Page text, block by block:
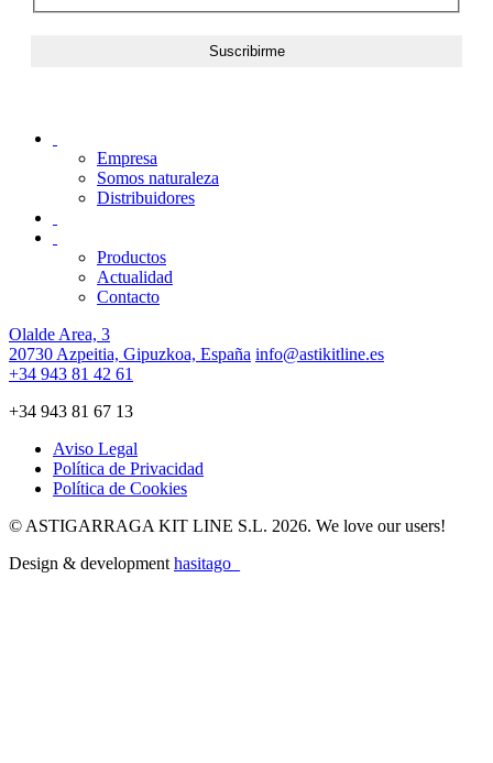
Empresa
Somos naturaleza
Distribuidores
Productos
Actualidad
Contacto
Olalde Area, 3
20730 Azpeitia, Gipuzkoa, España info@astikitline.es
+34 943 81 42 61
+34 943 81 67 13
Aviso Legal
Política de Privacidad
Política de Cookies
© ASTIGARRAGA KIT LINE S.L. 2026. We love our users!
Design & development hasitago_